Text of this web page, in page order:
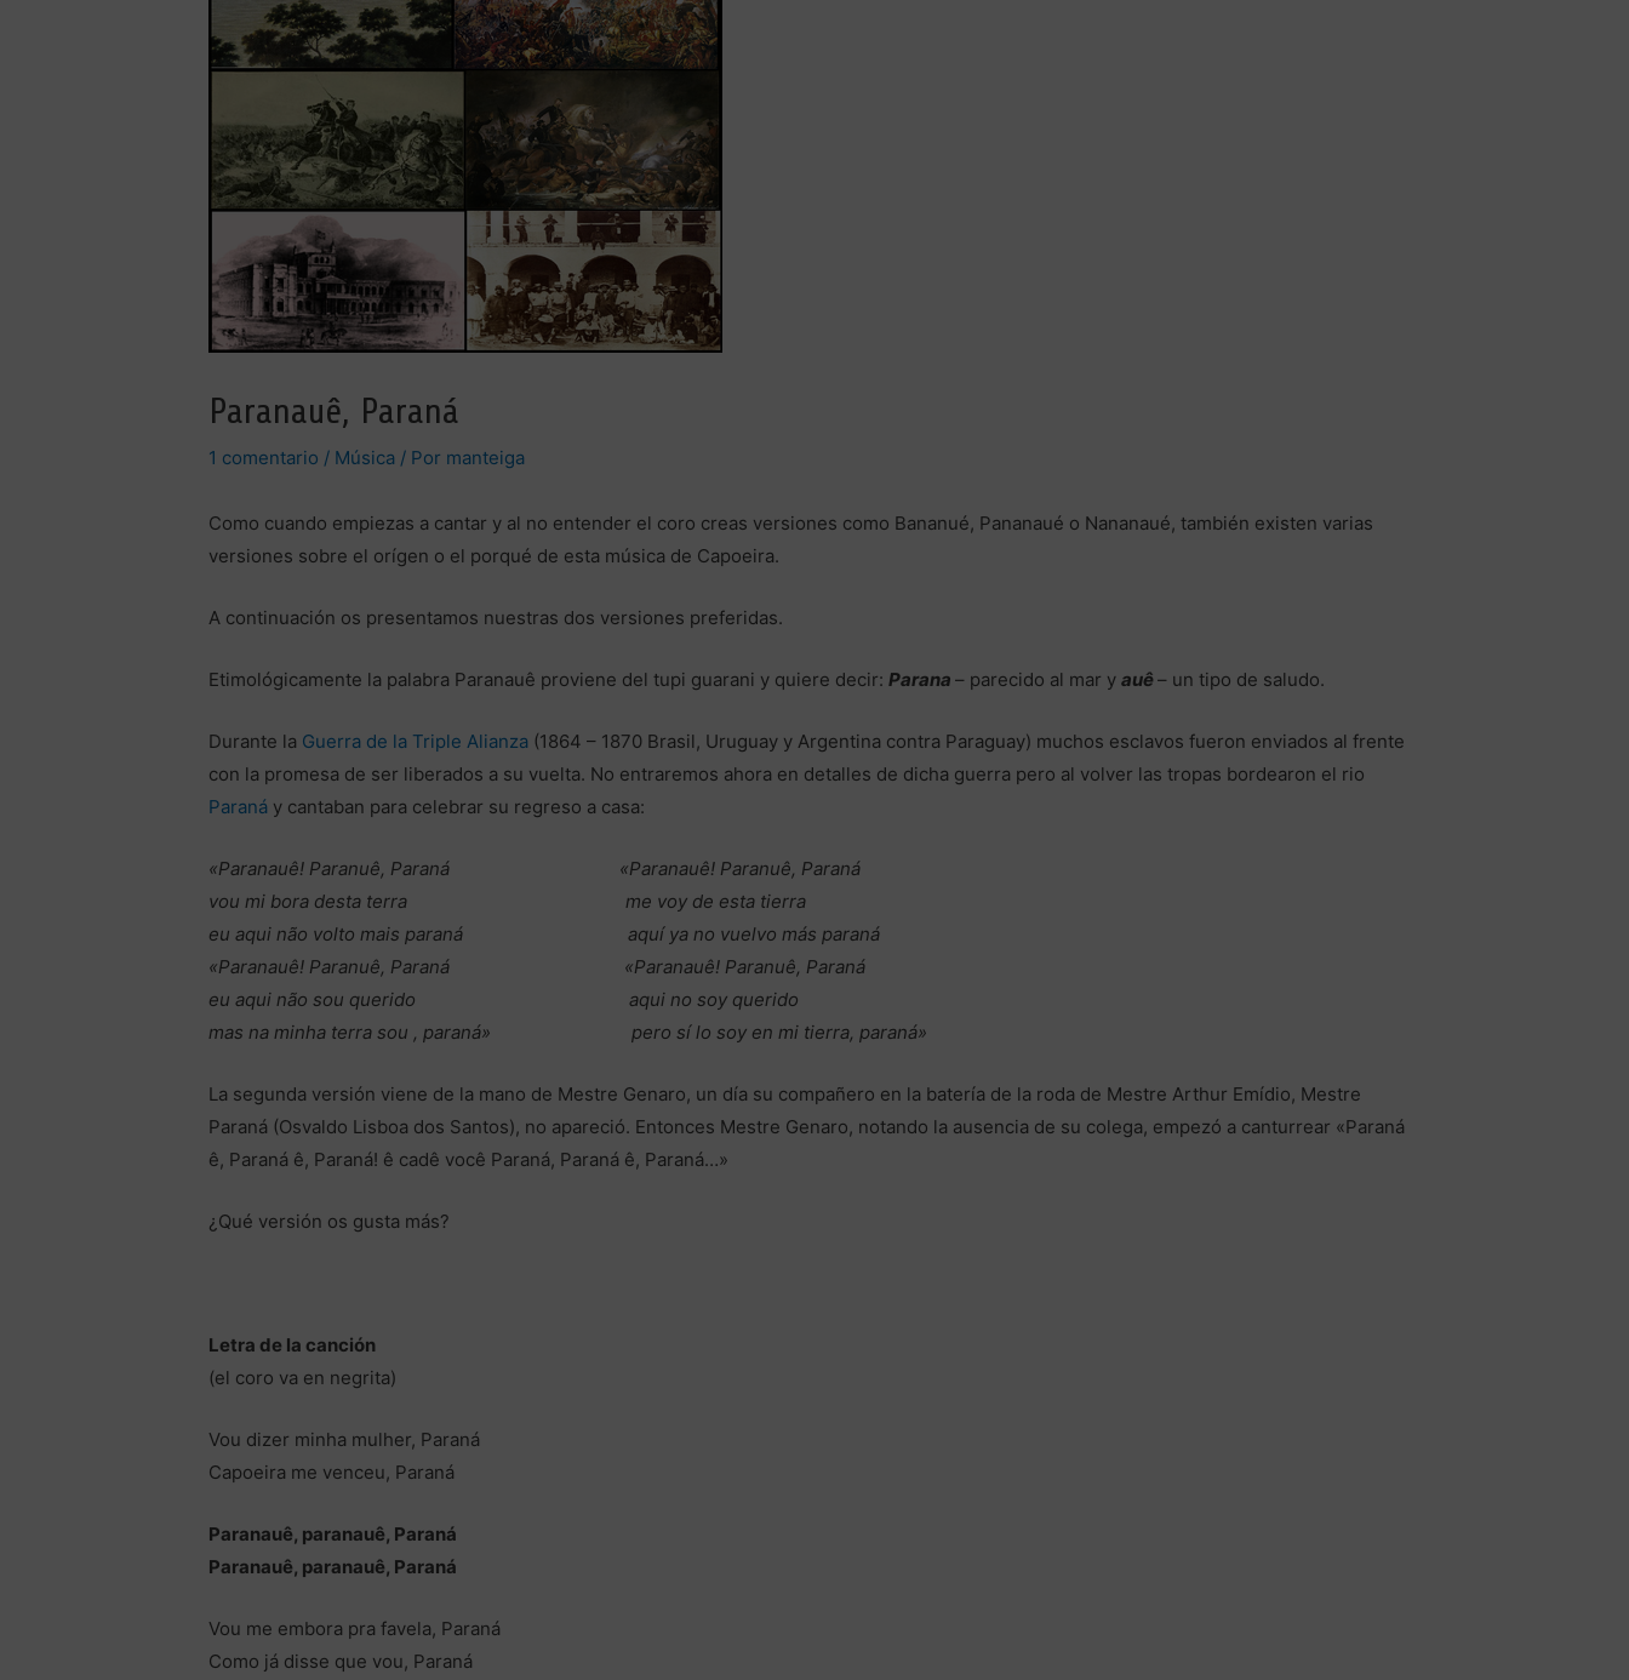
Paranauê, Paraná
1 comentario / Música / Por manteiga
Como cuando empiezas a cantar y al no entender el coro creas versiones como Bananué, Pananaué o Nananaué, también existen varias
versiones sobre el orígen o el porqué de esta música de Capoeira.
A continuación os presentamos nuestras dos versiones preferidas.
Etimológicamente la palabra Paranauê proviene del tupi guarani y quiere decir:Parana – parecido al mar yauê– un tipo de saludo.
Durante la Guerra de la Triple Alianza (1864 – 1870 Brasil, Uruguay y Argentina contra Paraguay) muchos esclavos fueron enviados al frente
con la promesa de ser liberados a su vuelta. No entraremos ahora en detalles de dicha guerra pero al volver las tropas bordearon el rio
Paraná y cantaban para celebrar su regreso a casa:
«Paranauê! Paranuê, Paraná «Paranauê! Paranuê, Paraná
vou mi bora desta terra me voy de esta tierra
eu aqui não volto mais paraná aquí ya no vuelvo más paraná
«Paranauê! Paranuê, Paraná «Paranauê! Paranuê, Paraná
eu aqui não sou querido aqui no soy querido
mas na minha terra sou , paraná» pero sí lo soy en mi tierra, paraná»
La segunda versión viene de la mano de Mestre Genaro, un día su compañero en la batería de la roda de Mestre Arthur Emídio, Mestre
Paraná (Osvaldo Lisboa dos Santos), no apareció. Entonces Mestre Genaro, notando la ausencia de su colega, empezó a canturrear «Paraná
ê, Paraná ê, Paraná! ê cadê você Paraná, Paraná ê, Paraná…»
¿Qué versión os gusta más?
Letra de la canción
(el coro va en negrita)
Vou dizer minha mulher, Paraná
Capoeira me venceu, Paraná
Paranauê, paranauê, Paraná
Paranauê, paranauê, Paraná
Vou me embora pra favela, Paraná
Como já disse que vou, Paraná